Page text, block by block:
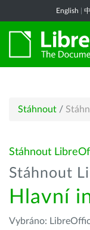
English
Stáhnout /
Stáhnout
Stáhnout
Hlavní
Vybráno: